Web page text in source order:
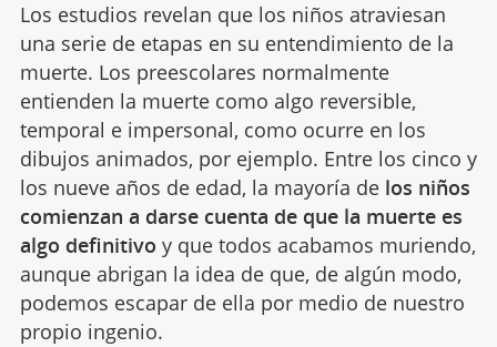
Los estudios revelan que los niños atraviesan
una serie de etapas en su entendimiento de la
muerte. Los preescolares normalmente
entienden la muerte como algo reversible,
temporal e impersonal, como ocurre en los
dibujos animados, por ejemplo. Entre los cinco y
los nueve años de edad, la mayoría de los niños
comienzan a darse cuenta de que la muerte es
algo definitivo y que todos acabamos muriendo,
aunque abrigan la idea de que, de algún modo,
podemos escapar de ella por medio de nuestro
propio ingenio.